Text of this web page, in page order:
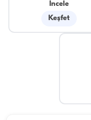
İncele
Keşfet